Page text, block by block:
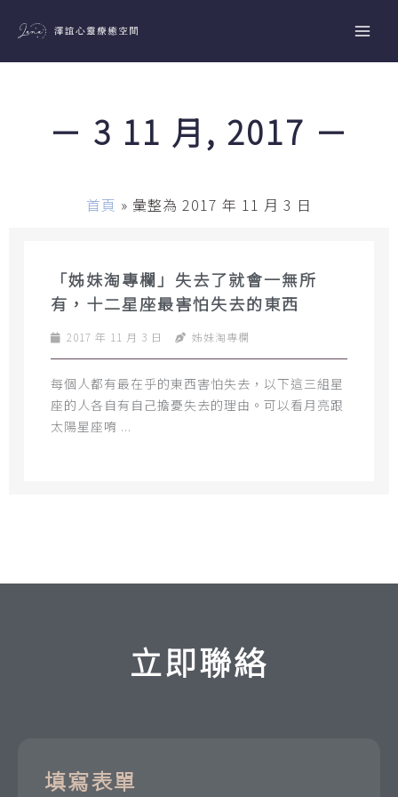
主
－ 3 11 月, 2017 －
首頁 » 彙整為 2017 年 11 月 3 日
「姊妹淘專欄」失去了就會一無所
有，十二星座最害怕失去的東西
2017 年 11 月 3 日 姊妹淘專欄
每個人都有最在乎的東西害怕失去，以下這三組星
座的人各自有自己擔憂失去的理由。可以看月亮跟
太陽星座唷 ...
立即聯絡
填寫表單